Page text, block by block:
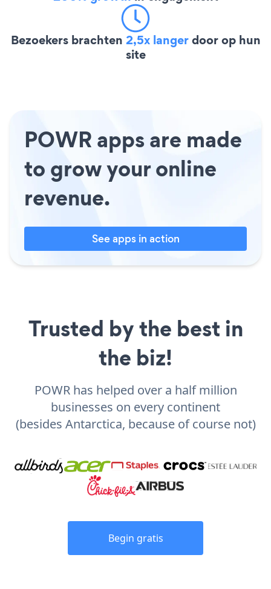
Bezoekers brachten 2,5x langerdoor op hun
site
POWR apps are made
to grow your online
revenue.
See apps in action
Trusted by the best in
the biz!
POWR has helped over a half million
businesses on every continent
(besides Antarctica, because of course not)
Begin gratis